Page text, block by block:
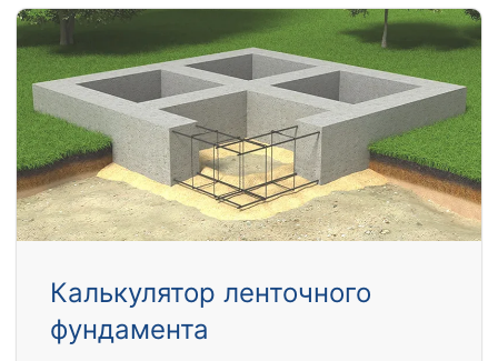
Калькулятор ленточного
фундамента